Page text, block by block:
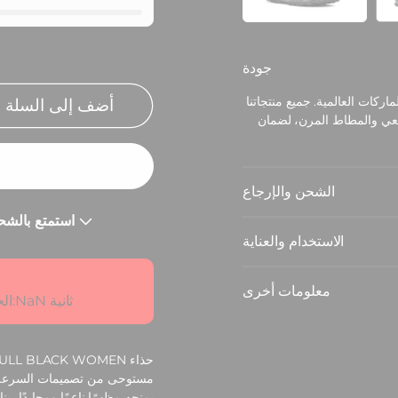
جودة
العالمية. جميع منتجاتنا
والمطاط المرن، لضمان
الشحن والإرجاع
الاستخدام والعناية
معلومات أخرى
أضف إلى السلة
:NaN ثانية
مستوحى من تصميمات السرعة